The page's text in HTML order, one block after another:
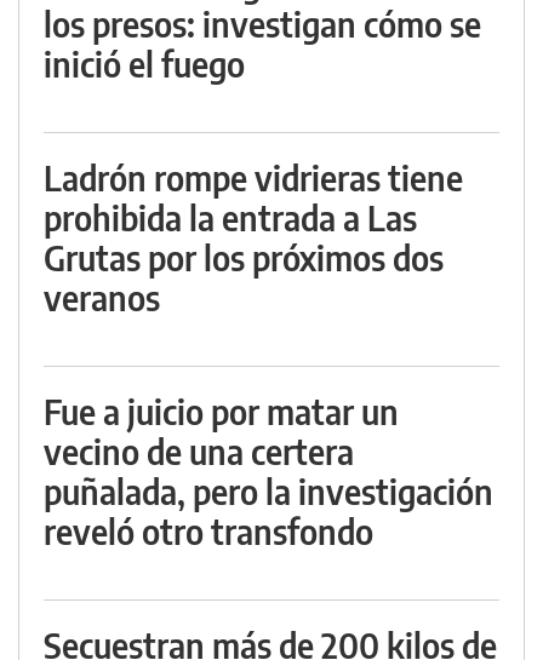
los presos: investigan cómo se
inició el fuego
Ladrón rompe vidrieras tiene
prohibida la entrada a Las
Grutas por los próximos dos
veranos
Fue a juicio por matar un
vecino de una certera
puñalada, pero la investigación
reveló otro transfondo
Secuestran más de 200 kilos de